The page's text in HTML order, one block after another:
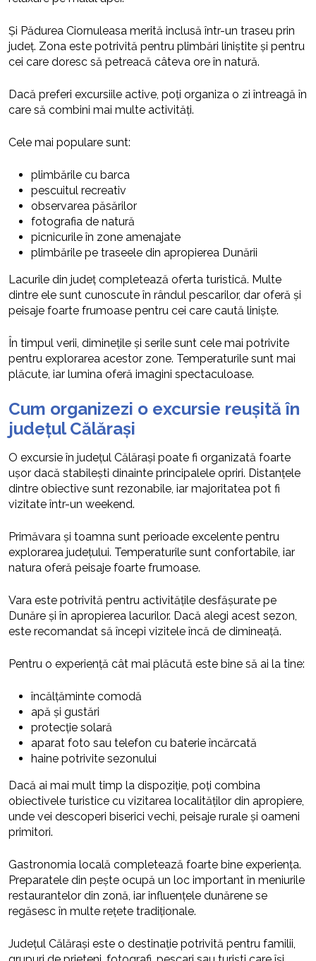
Și Pădurea Ciornuleasa merită inclusă într-un traseu prin
județ. Zona este potrivită pentru plimbări liniștite și pentru
cei care doresc să petreacă câteva ore în natură.
Dacă preferi excursiile active, poți organiza o zi întreagă în
care să combini mai multe activități.
Cele mai populare sunt:
plimbările cu barca
pescuitul recreativ
observarea păsărilor
fotografia de natură
picnicurile în zone amenajate
plimbările pe traseele din apropierea Dunării
Lacurile din județ completează oferta turistică. Multe
dintre ele sunt cunoscute în rândul pescarilor, dar oferă și
peisaje foarte frumoase pentru cei care caută liniște.
În timpul verii, diminețile și serile sunt cele mai potrivite
pentru explorarea acestor zone. Temperaturile sunt mai
plăcute, iar lumina oferă imagini spectaculoase.
Cum organizezi o excursie reușită în
județul Călărași
O excursie în județul Călărași poate fi organizată foarte
ușor dacă stabilești dinainte principalele opriri. Distanțele
dintre obiective sunt rezonabile, iar majoritatea pot fi
vizitate într-un weekend.
Primăvara și toamna sunt perioade excelente pentru
explorarea județului. Temperaturile sunt confortabile, iar
natura oferă peisaje foarte frumoase.
Vara este potrivită pentru activitățile desfășurate pe
Dunăre și în apropierea lacurilor. Dacă alegi acest sezon,
este recomandat să începi vizitele încă de dimineață.
Pentru o experiență cât mai plăcută este bine să ai la tine:
încălțăminte comodă
apă și gustări
protecție solară
aparat foto sau telefon cu baterie încărcată
haine potrivite sezonului
Dacă ai mai mult timp la dispoziție, poți combina
obiectivele turistice cu vizitarea localităților din apropiere,
unde vei descoperi biserici vechi, peisaje rurale și oameni
primitori.
Gastronomia locală completează foarte bine experiența.
Preparatele din pește ocupă un loc important în meniurile
restaurantelor din zonă, iar influențele dunărene se
regăsesc în multe rețete tradiționale.
Județul Călărași este o destinație potrivită pentru familii,